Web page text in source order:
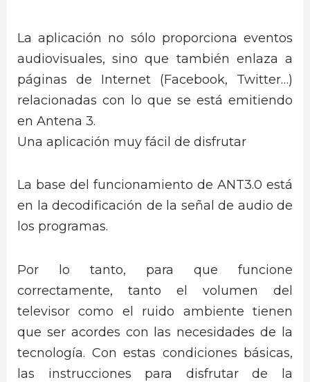
La aplicación no sólo proporciona eventos
audiovisuales, sino que también enlaza a
páginas de Internet (Facebook, Twitter…)
relacionadas con lo que se está emitiendo
en Antena 3.
Una aplicación muy fácil de disfrutar
La base del funcionamiento de ANT3.0 está
en la decodificación de la señal de audio de
los programas.
Por lo tanto, para que funcione
correctamente, tanto el volumen del
televisor como el ruido ambiente tienen
que ser acordes con las necesidades de la
tecnología. Con estas condiciones básicas,
las instrucciones para disfrutar de la